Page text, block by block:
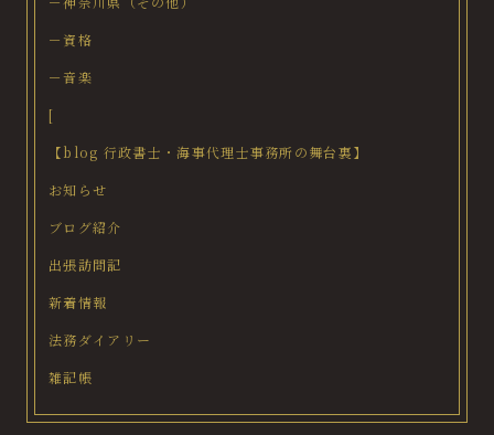
－資格
－音楽
[
【blog 行政書士・海事代理士事務所の舞台裏】
お知らせ
ブログ紹介
出張訪問記
新着情報
法務ダイアリー
雑記帳